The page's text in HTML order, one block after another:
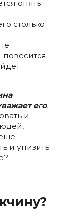
опять
столько
повесится
его.
и
и унизить